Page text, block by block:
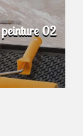
02